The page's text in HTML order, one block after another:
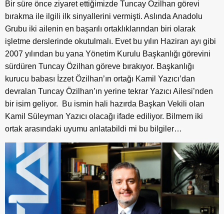
Bir süre önce ziyaret ettiğimizde Tuncay Özilhan görevi
bırakma ile ilgili ilk sinyallerini vermişti. Aslında Anadolu
Grubu iki ailenin en başarılı ortaklıklarından biri olarak
işletme derslerinde okutulmalı. Evet bu yılın Haziran ayı gibi
2007 yılından bu yana Yönetim Kurulu Başkanlığı görevini
sürdüren Tuncay Özilhan göreve bırakıyor. Başkanlığı
kurucu babası İzzet Özilhan’ın ortağı Kamil Yazıcı’dan
devralan Tuncay Özilhan’ın yerine tekrar Yazıcı Ailesi’nden
bir isim geliyor. Bu ismin hali hazırda Başkan Vekili olan
Kamil Süleyman Yazıcı olacağı ifade ediliyor. Bilmem iki
ortak arasındaki uyumu anlatabildi mi bu bilgiler…